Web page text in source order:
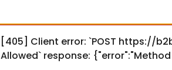
[405] Client error: `POST https://
Allowed` response: